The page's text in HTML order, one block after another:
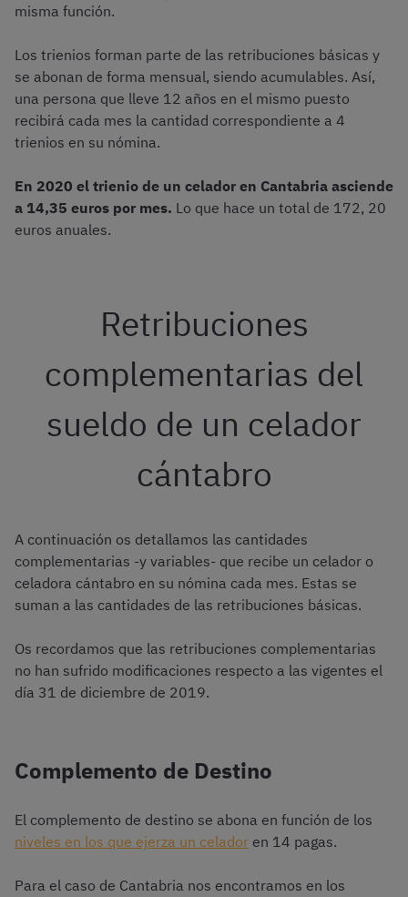
misma función.
Los trienios forman parte de las retribuciones básicas y
se abonan de forma mensual, siendo acumulables. Así,
una persona que lleve 12 años en el mismo puesto
recibirá cada mes la cantidad correspondiente a 4
trienios en su nómina.
En 2020 el trienio de un celador en Cantabria asciende
a 14,35 euros por mes. Lo que hace un total de 172, 20
euros anuales.
Retribuciones
complementarias del
sueldo de un celador
cántabro
A continuación os detallamos las cantidades
complementarias -y variables- que recibe un celador o
celadora cántabro en su nómina cada mes. Estas se
suman a las cantidades de las retribuciones básicas.
Os recordamos que las retribuciones complementarias
no han sufrido modificaciones respecto a las vigentes el
día 31 de diciembre de 2019.
Complemento de Destino
El complemento de destino se abona en función de los
niveles en los que ejerza un celador en 14 pagas.
Para el caso de Cantabria nos encontramos en los